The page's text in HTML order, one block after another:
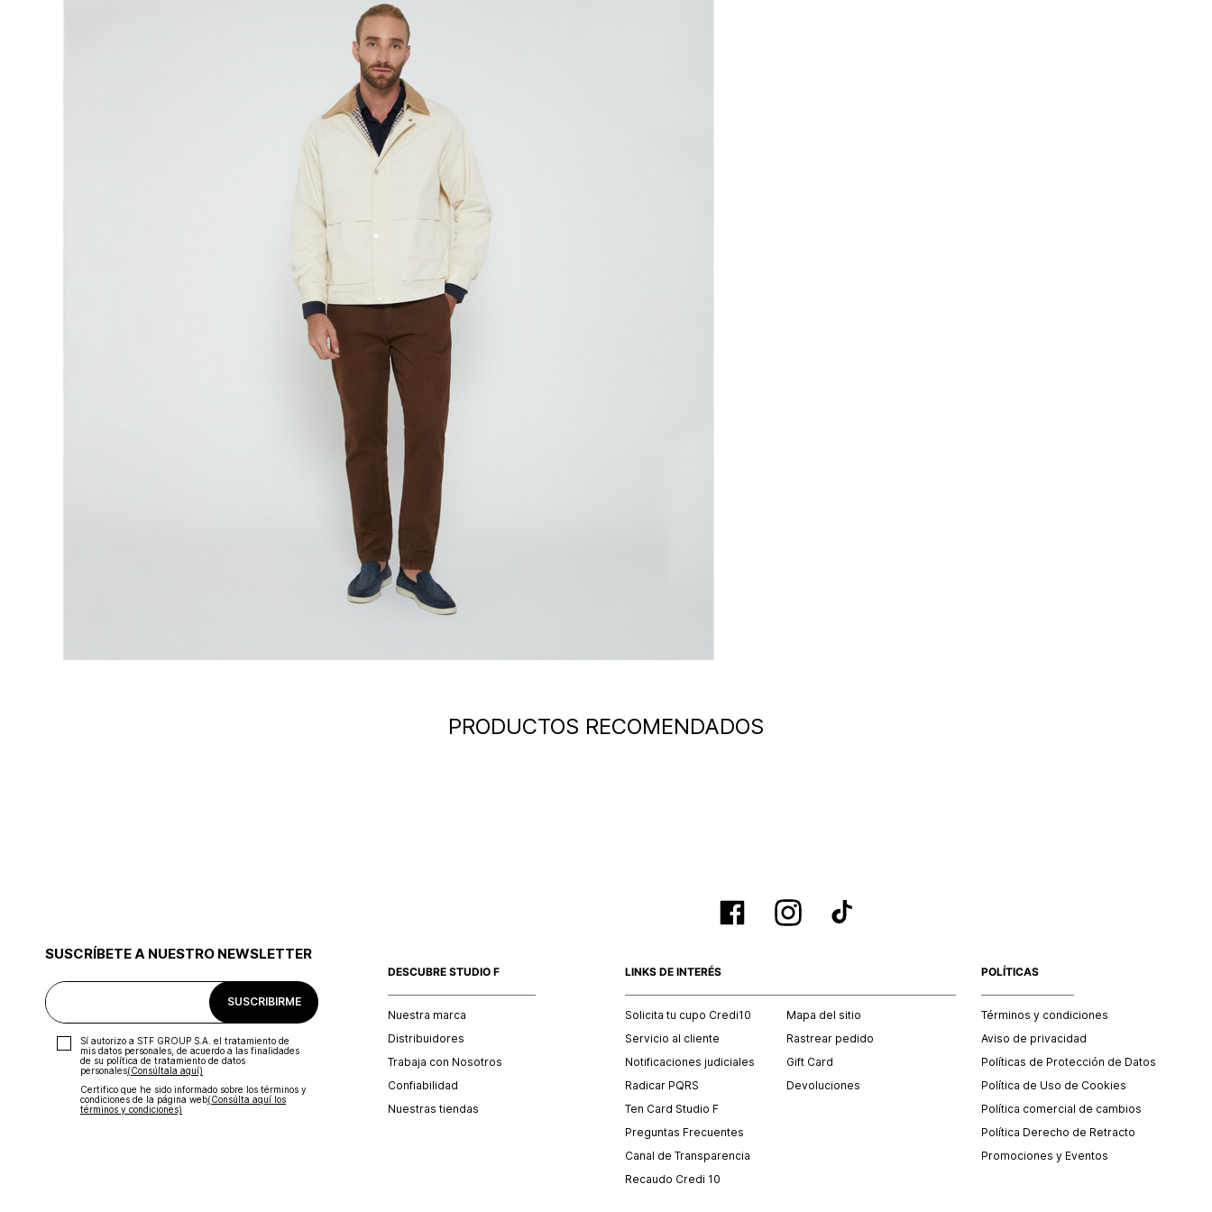
PRODUCTOS RECOMENDADOS
SUSCRÍBETE A NUESTRO NEWSLETTER
SUSCRIBIRME
Sí autorizo a STF GROUP S.A. el tratamiento de
mis datos personales, de acuerdo a las finalidades
de su política de tratamiento de datos
personales‎(Consúltala aquí)
Certifico que he sido informado sobre los términos y
condiciones de la página web‎(Consúlta aquí los
términos y condiciones)
DESCUBRE STUDIO F
Nuestra marca
Distribuidores
Trabaja con Nosotros
Confiabilidad
Nuestras tiendas
LINKS DE INTERÉS
Solicita tu cupo Credi10
Servicio al cliente
Notificaciones judiciales
Radicar PQRS
Ten Card Studio F
Preguntas Frecuentes
Canal de Transparencia
Recaudo Credi 10
Mapa del sitio
Rastrear pedido
Gift Card
Devoluciones
POLÍTICAS
Términos y condiciones
Aviso de privacidad
Políticas de Protección de Datos
Política de Uso de Cookies
Política comercial de cambios
Política Derecho de Retracto
Promociones y Eventos